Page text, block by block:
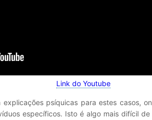
Link do Youtube
psíquicas para estes casos,
específicos. Isto é algo mais difícil